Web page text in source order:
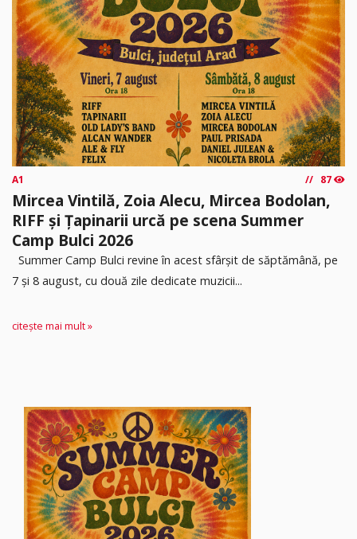
A1 87
Mircea Vintilă, Zoia Alecu, Mircea Bodolan,
RIFF și Țapinarii urcă pe scena Summer
Camp Bulci 2026
Summer Camp Bulci revine în acest sfârșit de săptămână, pe
7 și 8 august, cu două zile dedicate muzicii...
citește mai mult »